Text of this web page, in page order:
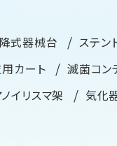
式器械台
ステン
カート
滅菌コン
イリスマ架
気化